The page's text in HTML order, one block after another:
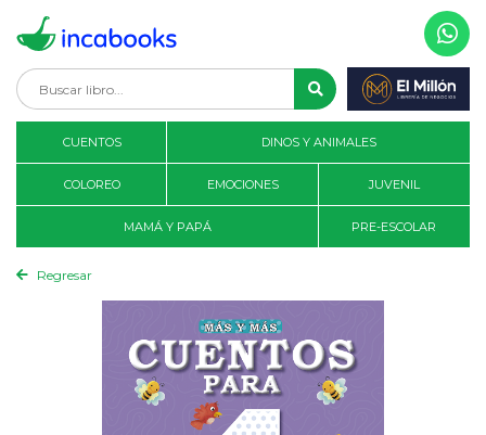
CUENTOS DINOS Y ANIMALES
COLOREO EMOCIONES JUVENIL
MAMÁ Y PAPÁ PRE-ESCOLAR
Regresar